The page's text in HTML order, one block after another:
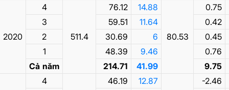
2020
4
511.4
76.12 14.88
80.53
0.75
3
59.51 11.64
0.42
2
30.69 6
0.45
1
48.39 9.46
0.76
Cả năm
214.71 41.99 9.75
4 46.19 12.87
-2.46